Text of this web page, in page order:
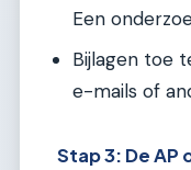
Een
Bijlagen toe
e-mails of
Stap 3: De